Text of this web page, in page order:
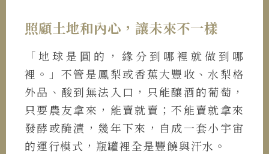
照顧土地和內心，讓未來不一樣
「地球是圓的，緣分到哪裡就做到哪
裡。」不管是鳳梨或香蕉大豐收、水梨格
外品、酸到無法入口，只能釀酒的葡萄，
只要農友拿來，能賣就賣；不能賣就拿來
發酵或醃漬，幾年下來，自成一套小宇宙
的運行模式，瓶罐裡全是豐饒與汗水。